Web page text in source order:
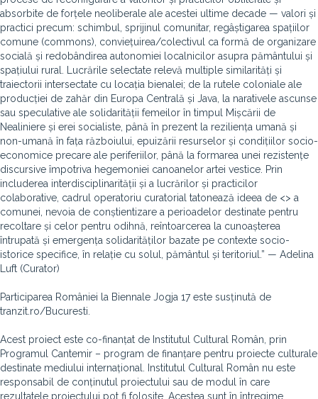
absorbite de forțele neoliberale ale acestei ultime decade — valori și
practici precum: schimbul, sprijinul comunitar, regâștigarea spațiilor
comune (commons), conviețuirea/colectivul ca formă de organizare
socială și redobândirea autonomiei localnicilor asupra pământului și
spațiului rural. Lucrările selectate relevă multiple similarități și
traiectorii intersectate cu locația bienalei; de la rutele coloniale ale
producției de zahăr din Europa Centrală și Java, la narativele ascunse
sau speculative ale solidarității femeilor în timpul Mișcării de
Nealiniere și erei socialiste, până în prezent la reziliența umană și
non-umană în fața războiului, epuizării resurselor și condițiilor socio-
economice precare ale periferiilor, până la formarea unei rezistențe
discursive împotriva hegemoniei canoanelor artei vestice. Prin
includerea interdisciplinarității și a lucrărilor și practicilor
colaborative, cadrul operatoriu curatorial tatonează ideea de <> a
comunei, nevoia de conștientizare a perioadelor destinate pentru
recoltare și celor pentru odihnă, reîntoarcerea la cunoașterea
întrupată și emergența solidarităților bazate pe contexte socio-
istorice specifice, în relație cu solul, pământul și teritoriul.” — Adelina
Luft (Curator)
Participarea României la Biennale Jogja 17 este susținută de
tranzit.ro/Bucuresti.
Acest proiect este co-finanțat de Institutul Cultural Român, prin
Programul Cantemir – program de finanțare pentru proiecte culturale
destinate mediului internațional. Institutul Cultural Român nu este
responsabil de conținutul proiectului sau de modul în care
rezultatele proiectului pot fi folosite. Acestea sunt în întregime